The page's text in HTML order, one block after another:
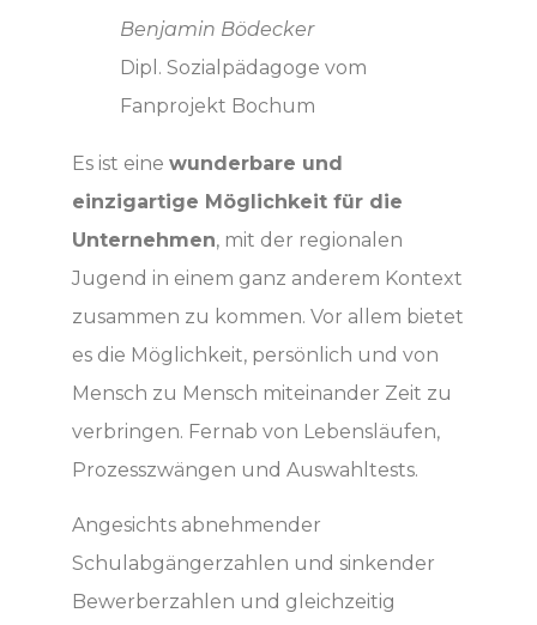
Benjamin Bödecker
Dipl. Sozialpädagoge vom
Fanprojekt Bochum
Es ist eine wunderbare und
einzigartige Möglichkeit für die
Unternehmen, mit der regionalen
Jugend in einem ganz anderem Kontext
zusammen zu kommen. Vor allem bietet
es die Möglichkeit, persönlich und von
Mensch zu Mensch miteinander Zeit zu
verbringen. Fernab von Lebensläufen,
Prozesszwängen und Auswahltests.
Angesichts abnehmender
Schulabgängerzahlen und sinkender
Bewerberzahlen und gleichzeitig